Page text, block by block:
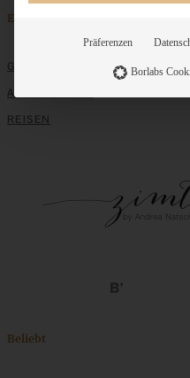
Entdecken
GRUNDLAGEN
ALLE REZEPTE
REISEN
Beliebt
Präferenzen
Borlabs